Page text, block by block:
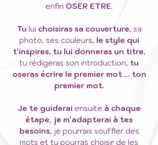
enfin OSER ETRE.
Tu lui choisiras sa couverture, sa
photo, ses couleurs, le style qui
t'inspires, tu lui donneras un titre,
tu rédigeras son introduction, tu
oseras écrire le premier mot ... ton
premier mot.
Je te guiderai ensuite à chaque
étape, je m'adapterai à tes
besoins, je pourrais souffler des
mots et tu pourras choisir de les